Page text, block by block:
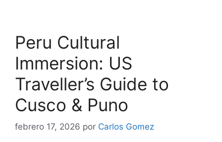
Peru Cultural
Immersion: US
Traveller’s Guide to
Cusco & Puno
febrero 17, 2026 por Carlos Gomez